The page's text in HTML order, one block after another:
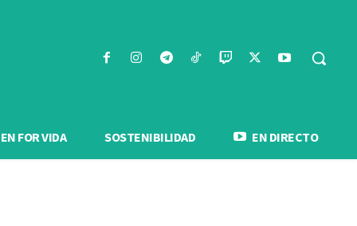
FOR VIDA SOSTENIBILIDAD EN DIRECTO